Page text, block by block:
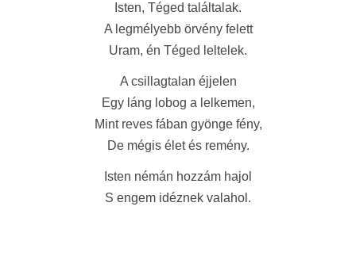
Isten, Téged találtalak.
A legmélyebb örvény felett
Uram, én Téged leltelek.
A csillagtalan éjjelen
Egy láng lobog a lelkemen,
Mint reves fában gyönge fény,
De mégis élet és remény.
Isten némán hozzám hajol
S engem idéznek valahol.